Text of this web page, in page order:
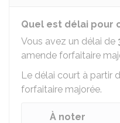
Quel est délai pour
Vous avez un délai de
amende forfaitaire
Le délai court à partir
forfaitaire majorée.
À noter